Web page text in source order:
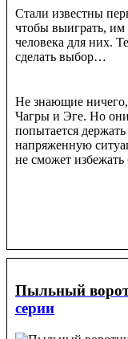
Стали известны
чтобы выиграть, им
человека для них.
сделать выбор…
Не знающие
Чагры и Эге. Но
попытается
напряженную
не сможет
Пыльный
серии